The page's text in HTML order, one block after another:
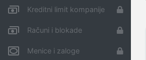
Kreditni limit kompanije
Računi i blokade
Menice i zaloge